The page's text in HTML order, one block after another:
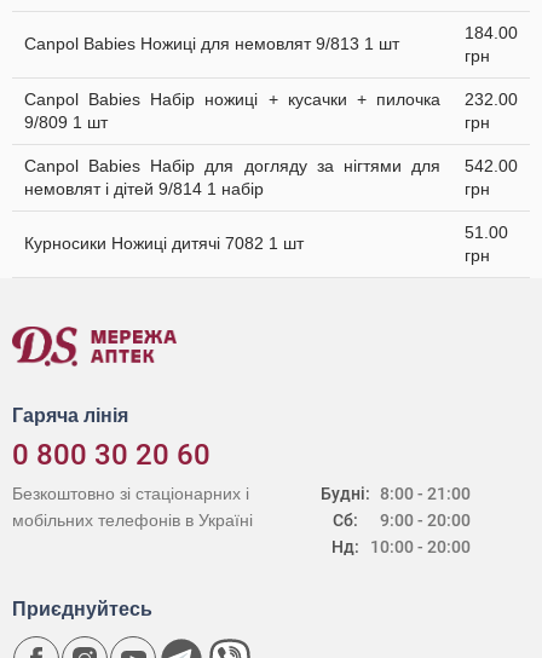
Canpol Babies Ножиці для немовлят 9/813 1 шт
184.00
грн
Canpol Babies Набір ножиці + кусачки + пилочка
9/809 1 шт
232.00
грн
Canpol Babies Набір для догляду за нігтями для
немовлят і дітей 9/814 1 набір
542.00
грн
Курносики Ножиці дитячі 7082 1 шт
51.00
грн
Гаряча лінія
0 800 30 20 60
Будні:
Сб:
Нд:
8:00 - 21:00
9:00 - 20:00
10:00 - 20:00
Безкоштовно зі стаціонарних і
мобільних телефонів в Україні
Приєднуйтесь